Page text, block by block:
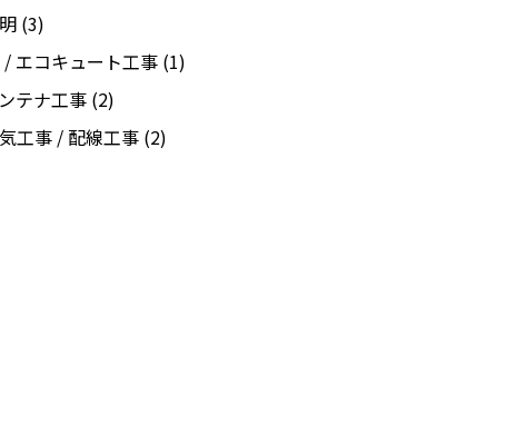
(3)
/ エコキュート工事 (1)
テナ工事 (2)
工事 / 配線工事 (2)